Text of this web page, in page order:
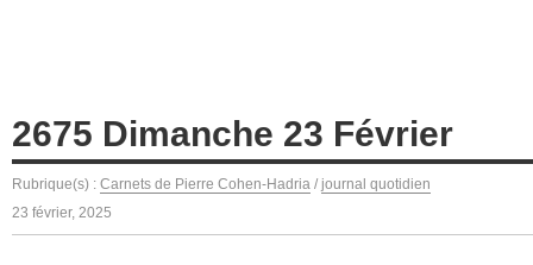
2675 Dimanche 23 Février
Rubrique(s) : Carnets de Pierre Cohen-Hadria / journal quotidien
23 février, 2025